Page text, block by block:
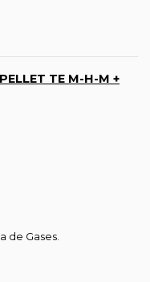
TE M-H-M +
de Gases.